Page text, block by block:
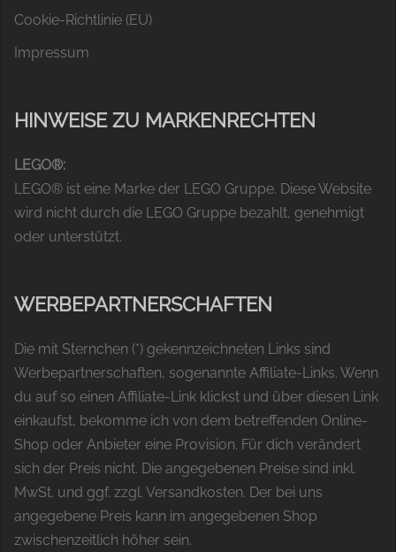
Cookie-Richtlinie (EU)
Impressum
HINWEISE ZU MARKENRECHTEN
LEGO®:
LEGO® ist eine Marke der LEGO Gruppe. Diese Website
wird nicht durch die LEGO Gruppe bezahlt, genehmigt
oder unterstützt.
WERBEPARTNERSCHAFTEN
Die mit Sternchen (*) gekennzeichneten Links sind
Werbepartnerschaften, sogenannte Affiliate-Links. Wenn
du auf so einen Affiliate-Link klickst und über diesen Link
einkaufst, bekomme ich von dem betreffenden Online-
Shop oder Anbieter eine Provision. Für dich verändert
sich der Preis nicht. Die angegebenen Preise sind inkl.
MwSt. und ggf. zzgl. Versandkosten. Der bei uns
angegebene Preis kann im angegebenen Shop
zwischenzeitlich höher sein.